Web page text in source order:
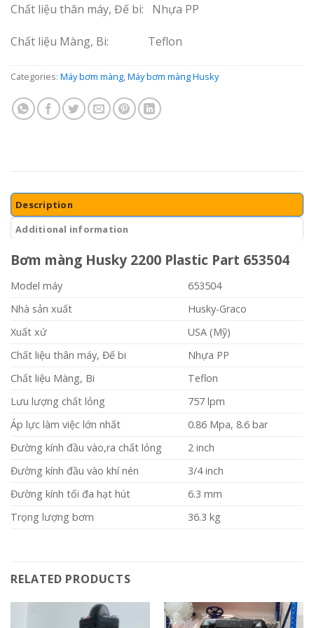
Chất liệu thân máy, Đế bi: Nhựa PP
Chất liệu Màng, Bi: Teflon
Categories: Máy bơm màng,Máy bơm màng Husky
Description
Additional information
Bơm màng Husky 2200 Plastic Part 653504
Model máy
653504
Nhà sản xuất
Husky-Graco
Xuất xứ
USA (Mỹ)
Chất liệu thân máy, Đế bi
Nhựa PP
Chất liệu Màng, Bi
Teflon
Lưu lượng chất lỏng
757 lpm
Áp lực làm việc lớn nhất
0.86 Mpa, 8.6 bar
Đường kính đầu vào,ra chất lỏng
2 inch
Đường kính đầu vào khí nén
3/4 inch
Đường kính tối đa hạt hút
6.3 mm
Trọng lượng bơm
36.3 kg
RELATED PRODUCTS